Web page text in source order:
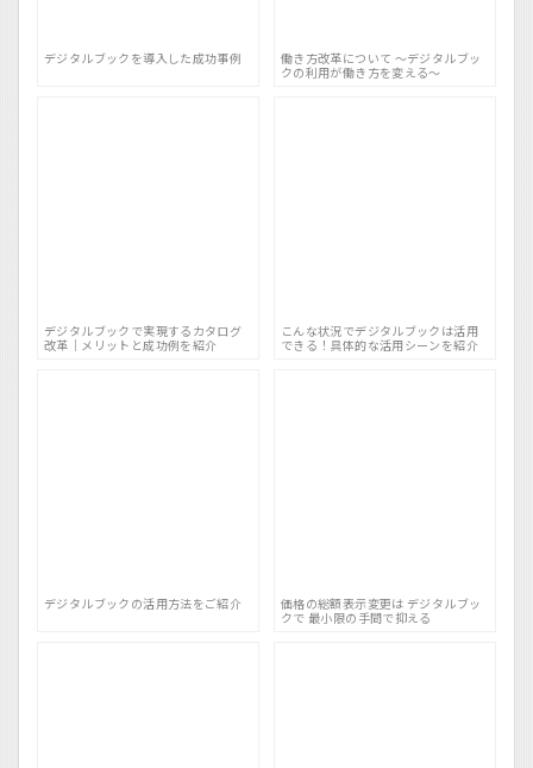
デジタルブックを導入した成功事例
働き方改革について 〜デジタルブッ
クの利用が働き方を変える〜
デジタルブックで実現するカタログ
改革｜メリットと成功例を紹介
こんな状況でデジタルブックは活用
できる！具体的な活用シーンを紹介
デジタルブックの活用方法をご紹介
価格の総額表示変更は デジタルブッ
クで 最小限の手間で抑える